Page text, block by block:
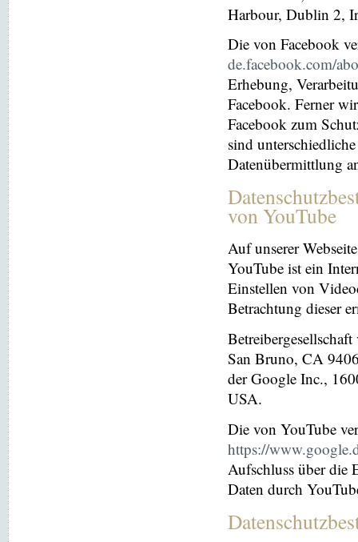
Harbour, Dublin 2,
Die von Facebook
de.facebook.com/
Erhebung,
Facebook. Ferner
Facebook zum
sind
Datenübermittlung
von YouTube
Auf unserer
YouTube ist ein
Einstellen von
Betrachtung dieser
San Bruno, CA
der Google Inc.,
USA.
Die von YouTube
https://
Aufschluss über die
Daten durch